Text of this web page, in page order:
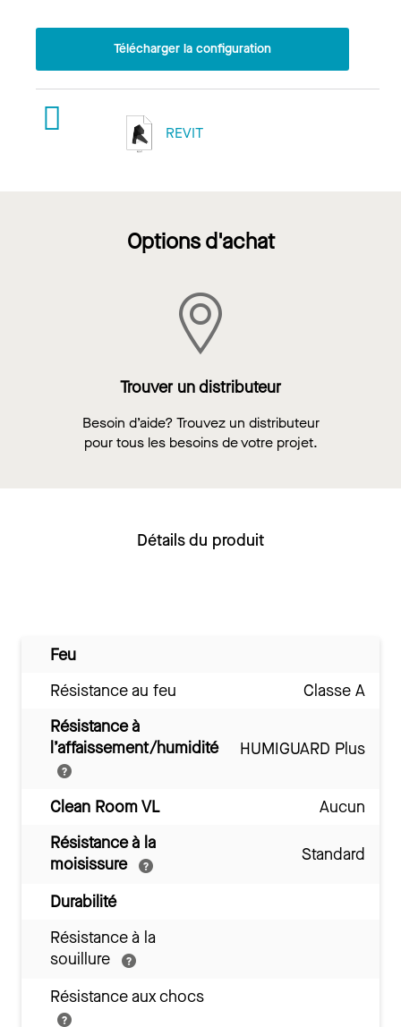
Télécharger la configuration
REVIT
Options d'achat
Trouver un distributeur
Besoin d’aide? Trouvez un distributeur
pour tous les besoins de votre projet.
Détails du produit
Feu
Résistance au feu
Classe A
Résistance à
l’affaissement/humidité
HUMIGUARD Plus
Clean Room VL
Aucun
Résistance à la
moisissure
Standard
Durabilité
Résistance à la
souillure
Résistance aux chocs